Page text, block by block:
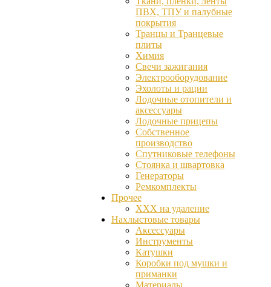
ПВХ, ТПУ и палубные
покрытия
Транцы и Транцевые
плиты
Химия
Свечи зажигания
Электрооборудование
Эхолоты и рации
Лодочные отопители и
аксессуары
Лодочные прицепы
Собственное
производство
Спутниковые телефоны
Стоянка и швартовка
Генераторы
Ремкомплекты
Прочее
ХХХ на удаление
Нахлыстовые товары
Аксессуары
Инструменты
Катушки
Коробки под мушки и
приманки
Материалы